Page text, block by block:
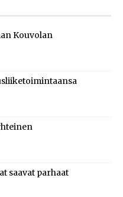
Kouvolan
saavat parhaat